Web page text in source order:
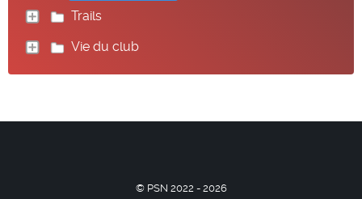
Trails
Vie du club
© PSN 2022 - 2026